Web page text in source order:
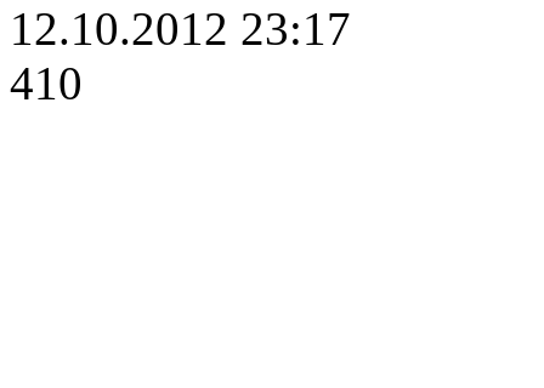
12.10.2012 23:17
410